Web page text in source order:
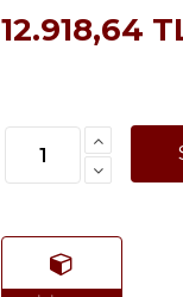
12.918,64